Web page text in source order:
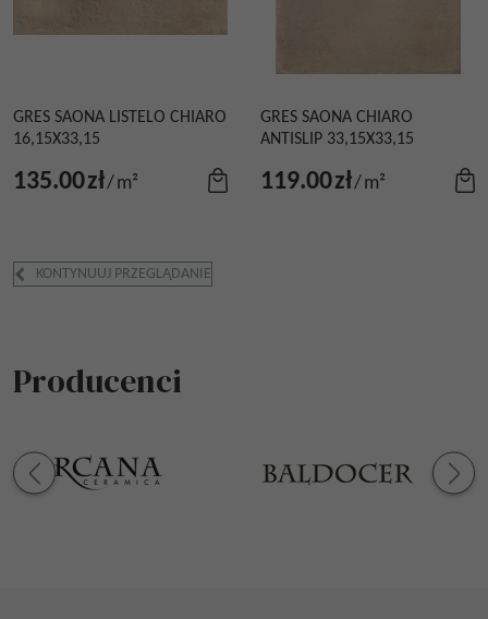
GRES SAONA LISTELO CHIARO
16,15X33,15
135.00zł/m²
GRES SAONA CHIARO
ANTISLIP 33,15X33,15
119.00zł/m²
KONTYNUUJ PRZEGLĄDANIE
Producenci